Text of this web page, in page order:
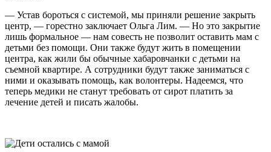
— Устав бороться с системой, мы приняли решение закрыть
центр, — горестно заключает Ольга Лим. — Но это закрытие
лишь формальное — нам совесть не позволит оставить мам с
детьми без помощи. Они также будут жить в помещении
центра, как жили бы обычные хабаровчанки с детьми на
съемной квартире. А сотрудники будут также заниматься с
ними и оказывать помощь, как волонтеры. Надеемся, что
теперь медики не станут требовать от сирот платить за
лечение детей и писать жалобы.